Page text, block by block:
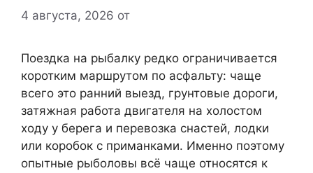
4 августа, 2026 от
Поездка на рыбалку редко ограничивается
коротким маршрутом по асфальту: чаще
всего это ранний выезд, грунтовые дороги,
затяжная работа двигателя на холостом
ходу у берега и перевозка снастей, лодки
или коробок с приманками. Именно поэтому
опытные рыболовы всё чаще относятся к